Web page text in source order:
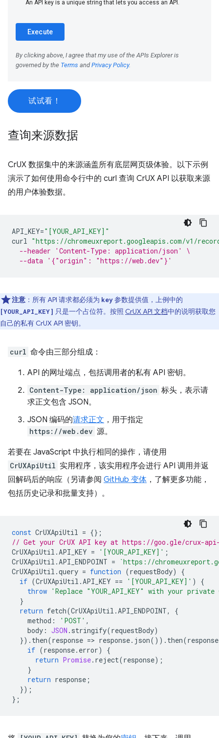
试试看！
查询来源数据
CrUX 数据集中的来源涵盖所有底层网页级体验。以下示例
演示了如何使用命令行中的 curl 查询 CrUX API 以获取来源
的用户体验数据。
API_KEY="[YOUR_API_KEY]"
curl "https://chromeuxreport.googleapis.com/v1/
--header 'Content-Type: application/json' \
--data '{"origin": "https://web.dev"}'
注意 ：所有 API 请求都必须为 key参数提供值，上例中的
[YOUR_API_KEY] 只是一个占位符。按照 CrUX API 文档中的说明获取您
自己的私有 CrUX API 密钥。
curl 命令由三部分组成：
API 的网址端点，包括调用者的私有 API 密钥。
Content-Type: application/json 标头，表示请
求正文包含 JSON。
JSON 编码的请求正文 ，用于指定
https://web.dev 源。
若要在 JavaScript 中执行相同的操作，请使用
CrUXApiUtil 实用程序，该实用程序会进行 API 调用并返
回解码后的响应（另请参阅 GitHub 变体 ，了解更多功能，
包括历史记录和批量支持）。
const CrUXApiUtil = {};
// Get your CrUX API key at https://goo.gle/crux-
CrUXApiUtil .API_KEY = '[YOUR_API_KEY]' ;
CrUXApiUtil .API_ENDPOINT =
`https://
CrUXApiUtil .query = function (requestBody)
{
if (CrUXApiUtil .API_KEY == '[YOUR_API_KEY]' )
{
throw 'Replace "YOUR_API_KEY" with your
}
return fetch(CrUXApiUtil .API_ENDPOINT,
{
method : 'POST' ,
body : JSON . stringify(requestBody)
}). then(response => response. json()). then(response
if (response. error)
{
return Promise. reject(response);
}
return response ;
});
};